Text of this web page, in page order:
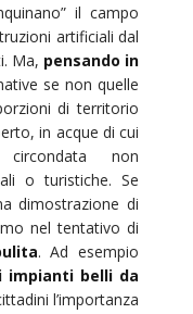
il campo
artificiali dal
Ma, pensando in
se non quelle
di territorio
in acque di cui
circondata non
o turistiche. Se
dimostrazione di
nel tentativo di
. Ad esempio
impianti belli da
l’importanza